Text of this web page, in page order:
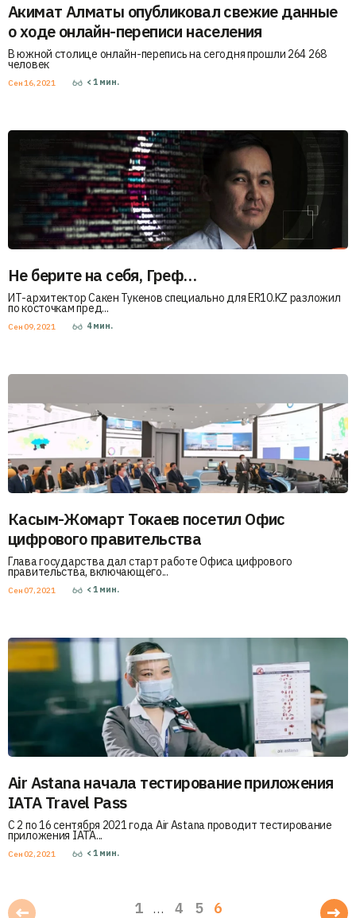
Акимат Алматы опубликовал свежие данные
о ходе онлайн-переписи населения
В южной столице онлайн-перепись на сегодня прошли 264 268
человек
Сен 16, 2021 < 1 мин.
Не берите на себя, Греф…
ИТ-архитектор Сакен Тукенов специально для ER10.KZ разложил
по косточкам пред...
Сен 09, 2021 4мин.
Касым-Жомарт Токаев посетил Офис
цифрового правительства
Глава государства дал старт работе Офиса цифрового
правительства, включающего...
Сен 07, 2021 < 1 мин.
Air Astana начала тестирование приложения
IATA Travel Pass
С 2 по 16 сентября 2021 года Air Astana проводит тестирование
приложения IATA...
Сен 02, 2021 < 1 мин.
1 … 4 5 6